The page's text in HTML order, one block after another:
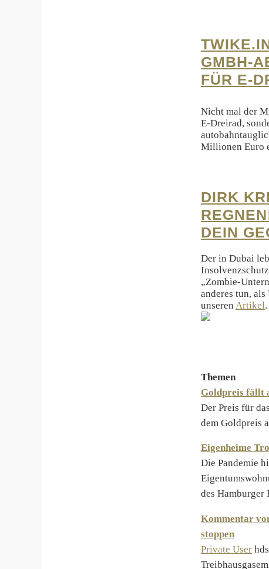
GMBH-
FÜR E-
Nicht mal der
E-Dreirad,
Millionen Euro
DIRK
DEIN
Der in Dubai
„Zombie-
anderes tun,
unseren Artikel.
Themen
Goldpreis fällt
Der Preis für
dem Goldpreis
Eigenheime
Die Pandemie
des Hamburger
Kommentar
stoppen
Private User